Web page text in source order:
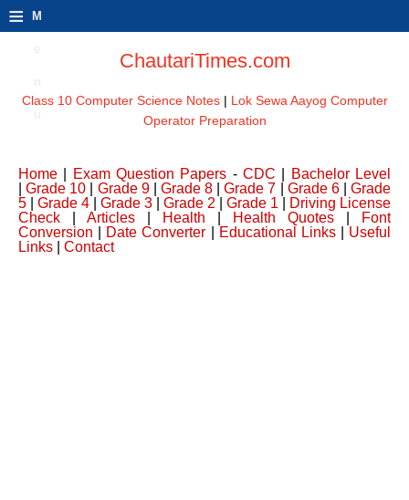
≡ M
ChautariTimes.com
Class 10 Computer Science Notes| Lok Sewa Aayog Computer
Operator Preparation
Home Exam Question Papers -CDC
Bachelor Level
|Grade 10 Grade 9| Grade 8 |Grade 7 Grade 6| Grade
5
Grade 4 Grade 3 Grade 2 Grade 1
Driving License
Check
Articles Health Health Quotes
Font
Conversion
Date Converter Educational Links| Useful
Links
Contact